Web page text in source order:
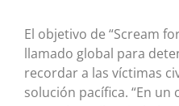
El objetivo de “Scream
llamado global para
recordar a las víctimas
solución pacífica. “En un